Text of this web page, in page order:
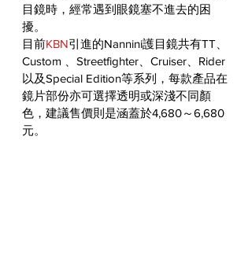
目鏡時，經常遇到眼鏡塞不進去的困
擾。
目前KBN引進的Nannini護目鏡共有TT、
Custom 、Streetfighter、Cruiser、Rider
以及Special Edition等系列，每款產品在
鏡片部份亦可選擇透明或深淺不同顏
色，建議售價則是涵蓋於4,680～6,680
元。